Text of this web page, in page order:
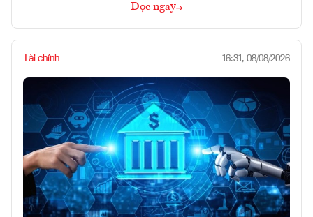
Đọc ngay
Tài chính 16:31, 08/08/2026